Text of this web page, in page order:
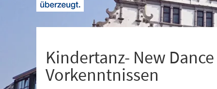
Kindertanz- New
Vorkenntnissen